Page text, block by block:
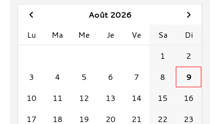
Août 2026
Lu
Ma Me Je Ve Sa
Di
1
2
3
4 5 6 7 8
9
10
11 12 13 14 15
16
17
18 19 20 21 22
23